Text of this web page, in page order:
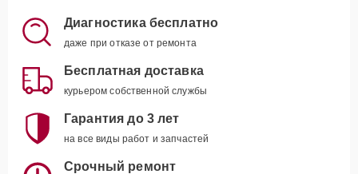
Диагностика бесплатно
даже при отказе от ремонта
Бесплатная доставка
курьером собственной службы
Гарантия до 3 лет
на все виды работ и запчастей
Срочный ремонт